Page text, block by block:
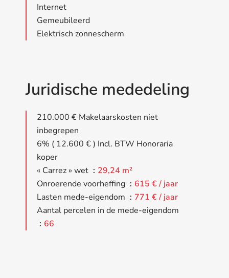
Internet
Gemeubileerd
Elektrisch zonnescherm
Juridische mededeling
210.000 € Makelaarskosten niet
inbegrepen
6% ( 12.600 € ) Incl. BTW Honoraria
koper
« Carrez » wet
29,24 m²
Onroerende voorheffing
615 € / jaar
Lasten mede-eigendom
771 € / jaar
Aantal percelen in de mede-eigendom
66